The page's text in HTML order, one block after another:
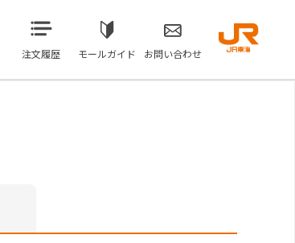
注文履歴 モールガイド お問い合わせ